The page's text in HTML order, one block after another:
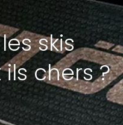
skis
ils chers ?